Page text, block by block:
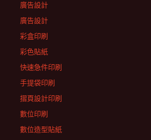
廣告設計
廣告設計
彩盒印刷
彩色貼紙
快速急件印刷
手提袋印刷
摺頁設計印刷
數位印刷
數位造型貼紙